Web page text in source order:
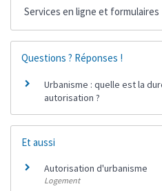
Services en ligne et formulaires
Questions ? Réponses !
Urbanisme : quelle est la
autorisation ?
Et aussi
Autorisation d'urbanisme
Logement